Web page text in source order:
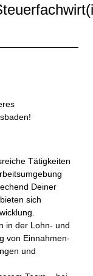
Tätigkeiten
Deiner
sich
in der Lohn- und
von Einnahmen-
und